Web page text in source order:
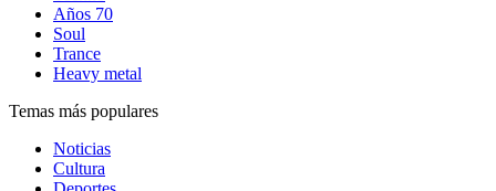
Años 70
Soul
Trance
Heavy metal
Temas más populares
Noticias
Cultura